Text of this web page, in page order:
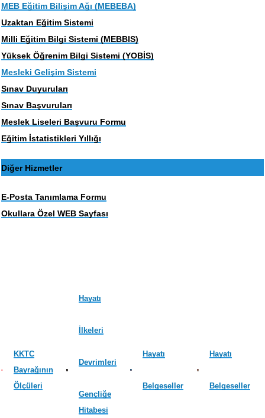
MEB Eğitim Bilişim Ağı (MEBEBA)
Uzaktan Eğitim Sistemi
Milli Eğitim Bilgi Sistemi (MEBBIS)
Yüksek Öğrenim Bilgi Sistemi (YOBİS)
Mesleki Gelişim Sistemi
Sınav Duyuruları
Sınav Başvuruları
Meslek Liseleri Başvuru Formu
Eğitim İstatistikleri Yıllığı
Diğer Hizmetler
E-Posta Tanımlama Formu
Okullara Özel WEB Sayfası
KKTC
Bayrağının
Ölçüleri
Hayatı
İlkeleri
Devrimleri
Gençliğe
Hitabesi
Hayatı
Belgeseller
Hayatı
Belgeseller